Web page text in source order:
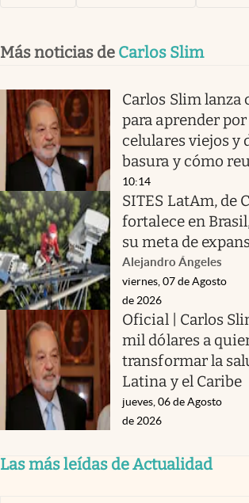
Más noticias de Carlos Slim
Carlos Slim
para aprender por
celulares viejos y
basura y cómo
10:14
SITES LatAm, de
fortalece en
su meta de
Alejandro Ángeles
viernes, 07 de Agosto
de 2026
Oficial | Carlos
mil dólares a
transformar la
Latina y el Caribe
jueves, 06 de Agosto
de 2026
Las más leídas de Actualidad